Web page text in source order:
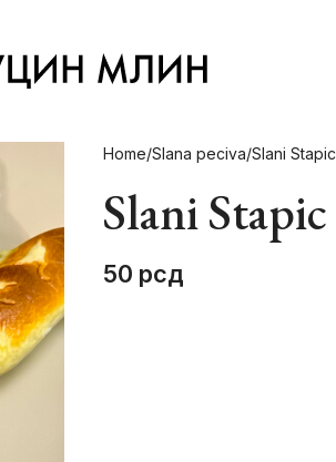
Home Slana peciva Slani Stapic
Slani Stapic
50 рсд